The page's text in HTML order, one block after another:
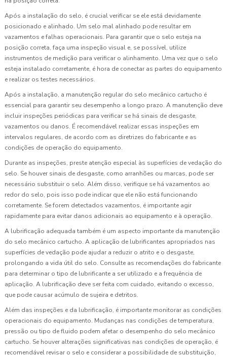
Após a instalação do selo, é crucial verificar se ele está devidamente
posicionado e alinhado. Um selo mal alinhado pode resultar em
vazamentos e falhas operacionais. Para garantir que o selo esteja na
posição correta, faça uma inspeção visual e, se possível, utilize
instrumentos de medição para verificar o alinhamento. Uma vez que o selo
esteja instalado corretamente, é hora de conectar as partes do equipamento
e realizar os testes necessários.
Após a instalação, a manutenção regular do selo mecânico cartucho é
essencial para garantir seu desempenho a longo prazo. A manutenção deve
incluir inspeções periódicas para verificar se há sinais de desgaste,
vazamentos ou danos. É recomendável realizar essas inspeções em
intervalos regulares, de acordo com as diretrizes do fabricante e as
condições de operação do equipamento.
Durante as inspeções, preste atenção especial às superfícies de vedação do
selo. Se houver sinais de desgaste, como arranhões ou marcas, pode ser
necessário substituir o selo. Além disso, verifique se há vazamentos ao
redor do selo, pois isso pode indicar que ele não está funcionando
corretamente. Se forem detectados vazamentos, é importante agir
rapidamente para evitar danos adicionais ao equipamento e à operação.
A lubrificação adequada também é um aspecto importante da manutenção
do selo mecânico cartucho. A aplicação de lubrificantes apropriados nas
superfícies de vedação pode ajudar a reduzir o atrito e o desgaste,
prolongando a vida útil do selo. Consulte as recomendações do fabricante
para determinar o tipo de lubrificante a ser utilizado e a frequência de
aplicação. A lubrificação deve ser feita com cuidado, evitando o excesso,
que pode causar acúmulo de sujeira e detritos.
Além das inspeções e da lubrificação, é importante monitorar as condições
operacionais do equipamento. Mudanças nas condições de temperatura,
pressão ou tipo de fluido podem afetar o desempenho do selo mecânico
cartucho. Se houver alterações significativas nas condições de operação, é
recomendável revisar o selo e considerar a possibilidade de substituição,